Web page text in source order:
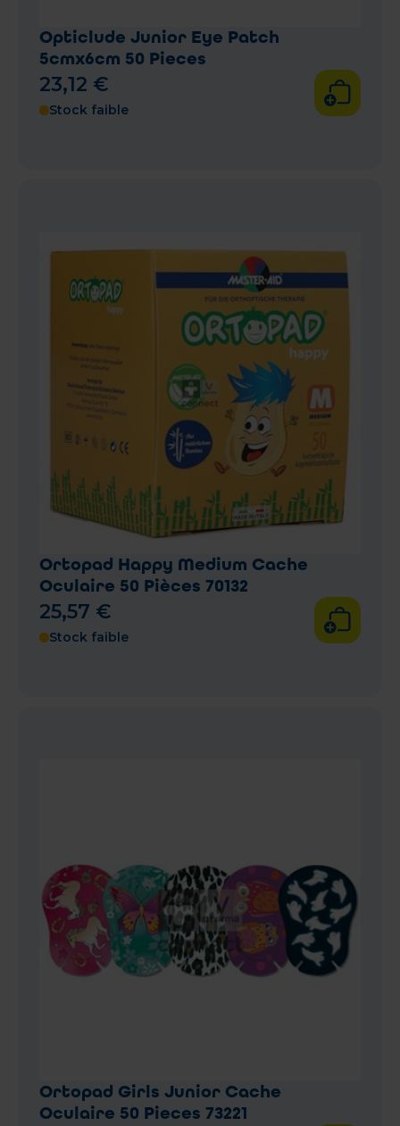
Opticlude Junior Eye Patch
5cmx6cm 50 Pieces
23,12 €
Stock faible
Ortopad Happy Medium Cache
Oculaire 50 Pièces 70132
25,57 €
Stock faible
Ortopad Girls Junior Cache
Oculaire 50 Pieces 73221